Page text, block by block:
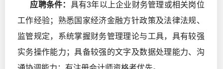
应聘条件： 具有3年以上企业财务管理或相关岗位
工作经验；熟悉国家经济金融方针政策及法律法规、
监管规定，系统掌握财务管理理论与工具，具有较强
实务操作能力；具备较强的文字及数据处理能力、沟